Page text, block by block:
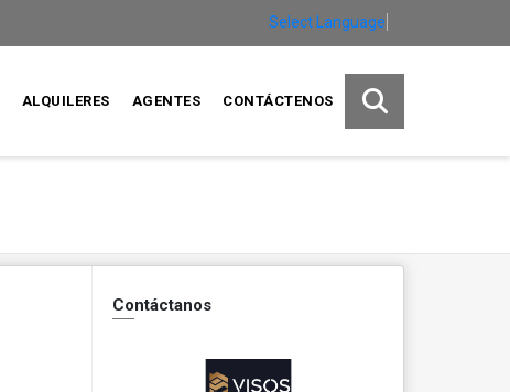
Select Language
ALQUILERES AGENTES CONTÁCTENOS
Contáctanos